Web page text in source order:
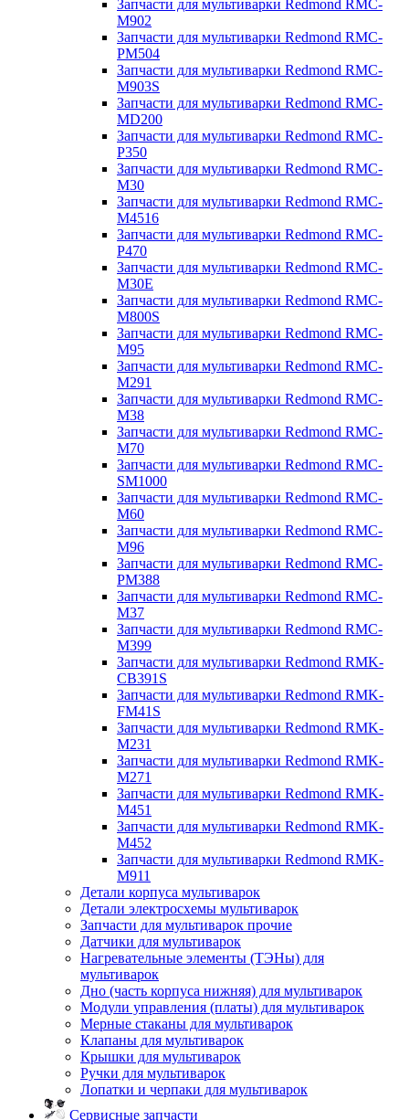
Запчасти для мультиварки Redmond RMC-
M902
Запчасти для мультиварки Redmond RMC-
PM504
Запчасти для мультиварки Redmond RMC-
M903S
Запчасти для мультиварки Redmond RMC-
MD200
Запчасти для мультиварки Redmond RMC-
P350
Запчасти для мультиварки Redmond RMC-
M30
Запчасти для мультиварки Redmond RMC-
M4516
Запчасти для мультиварки Redmond RMC-
P470
Запчасти для мультиварки Redmond RMC-
M30E
Запчасти для мультиварки Redmond RMC-
M800S
Запчасти для мультиварки Redmond RMC-
M95
Запчасти для мультиварки Redmond RMC-
M291
Запчасти для мультиварки Redmond RMC-
M38
Запчасти для мультиварки Redmond RMC-
M70
Запчасти для мультиварки Redmond RMC-
SM1000
Запчасти для мультиварки Redmond RMC-
M60
Запчасти для мультиварки Redmond RMC-
M96
Запчасти для мультиварки Redmond RMC-
PM388
Запчасти для мультиварки Redmond RMC-
M37
Запчасти для мультиварки Redmond RMC-
M399
Запчасти для мультиварки Redmond RMK-
CB391S
Запчасти для мультиварки Redmond RMK-
FM41S
Запчасти для мультиварки Redmond RMK-
M231
Запчасти для мультиварки Redmond RMK-
M271
Запчасти для мультиварки Redmond RMK-
M451
Запчасти для мультиварки Redmond RMK-
M452
Запчасти для мультиварки Redmond RMK-
M911
Детали корпуса мультиварок
Детали электросхемы мультиварок
Запчасти для мультиварок прочие
Датчики для мультиварок
Нагревательные элементы (ТЭНы) для
мультиварок
Дно (часть корпуса нижняя) для мультиварок
Модули управления (платы) для мультиварок
Мерные стаканы для мультиварок
Клапаны для мультиварок
Крышки для мультиварок
Ручки для мультиварок
Лопатки и черпаки для мультиварок
Сервисные запчасти